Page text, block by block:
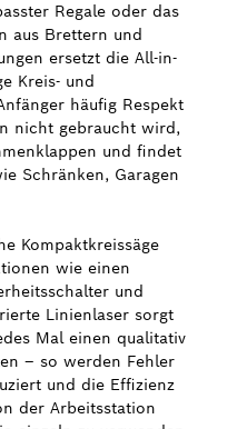
Regale oder das
aus Brettern und
ersetzt die All-in-
Kreis- und
häufig Respekt
nicht gebraucht wird,
und findet
Schränken, Garagen
Kompaktkreissäge
wie einen
und
Linienlaser sorgt
Mal einen qualitativ
– so werden Fehler
und die Effizienz
der Arbeitsstation